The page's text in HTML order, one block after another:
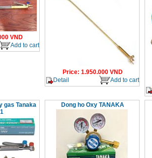
VND
Add to cart
Price: 1.950.000VND
Detail
Add to cart
gas Tanaka
Dong ho Oxy TANAKA